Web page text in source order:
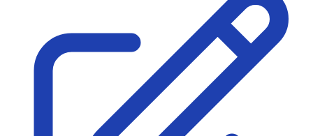
Особи відповідальні за контактування з
питань укладення договорів
Вивчаємо жестову мову
Дитяча сторінка
Новини про жестову мову
Ресурс для вивчення жестових мов різних країн